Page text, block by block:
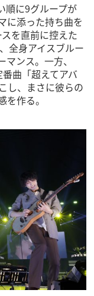
順に9グループが
に添った持ち曲を
を直前に控えた
全身アイスブルー
ンス。一方、
曲「超えてアバ
し、まさに彼らの
作る。